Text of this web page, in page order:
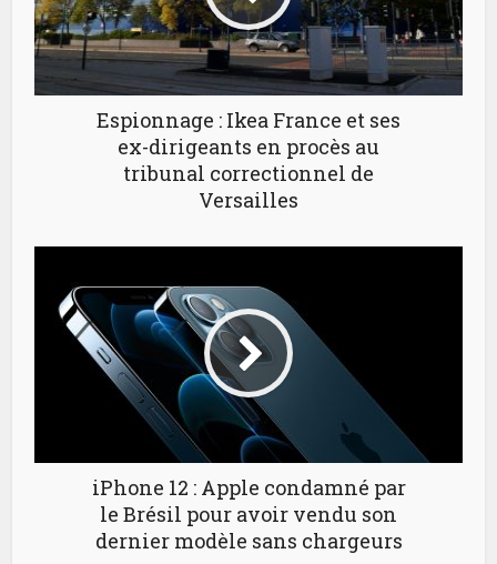
Espionnage : Ikea France et ses
ex-dirigeants en procès au
tribunal correctionnel de
Versailles
iPhone 12 : Apple condamné par
le Brésil pour avoir vendu son
dernier modèle sans chargeurs